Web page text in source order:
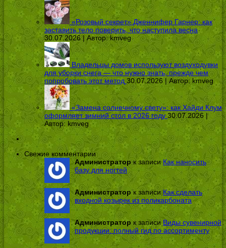
«Розовый секрет» Дженнифер Гарнер: как
заставить тело поверить, что наступила весна
30.07.2026 | Автор:kmveg
Владельцы домов используют воздуходувки
для уборки снега — что нужно знать, прежде чем
попробовать этот метод 30.07.2026 | Автор: kmveg
«Замена солнечному свету»: как Хайди Клум
оформляет зимний стол в 2026 году 30.07.2026 |
Автор: kmveg
Свежие комментарии
Администраторк записиКак наносить
базу для ногтей
Администраторк записиКак сделать
входной козырек из поликарбоната
Администраторк записиВиды сувенирной
продукции: полный гид по ассортименту